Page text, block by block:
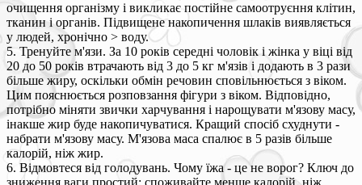
очищення організму і викликає постійне самоотруєння клітин,
тканин і органів. Підвищене накопичення шлаків виявляється
у людей, хронічно > воду.
5. Тренуйте м'язи. За 10 років середні чоловік і жінка у віці від
20 до 50 років втрачають від 3 до 5 кг м'язів і додають в 3 рази
більше жиру, оскільки обмін речовин сповільнюється з віком.
Цим пояснюється розповзання фігури з віком. Відповідно,
потрібно міняти звички харчування і нарощувати м'язову масу,
інакше жир буде накопичуватися. Кращий спосіб схуднути -
набрати м'язову масу. М'язова маса спалює в 5 разів більше
калорій, ніж жир.
6. Відмовтеся від голодувань. Чому їжа - це не ворог? Ключ до
зниження ваги простий: споживайте менше калорій, ніж